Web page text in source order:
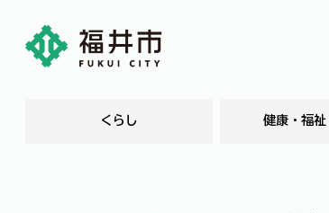
くらし 健康・福祉